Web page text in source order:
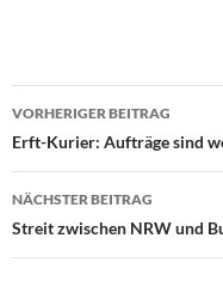
VORHERIGER BEITRAG
Erft-Kurier: Aufträge sind
NÄCHSTER BEITRAG
Streit zwischen NRW und